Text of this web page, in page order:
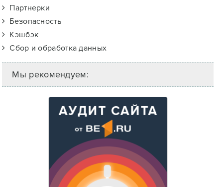
Партнерки
Безопасность
Кэшбэк
Сбор и обработка данных
Мы рекомендуем: